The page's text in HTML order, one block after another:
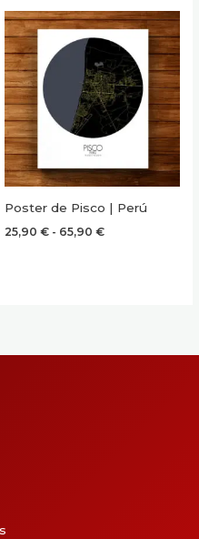
desde
25,90 €
hasta
65,90 €
Poster de Pisco | Perú
25,90 € - 65,90 €Rango